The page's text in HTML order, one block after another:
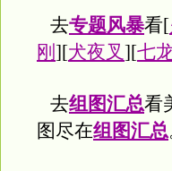
去专题风暴看[
刚 ][犬夜叉][七
去组图汇总看
图尽在组图汇总